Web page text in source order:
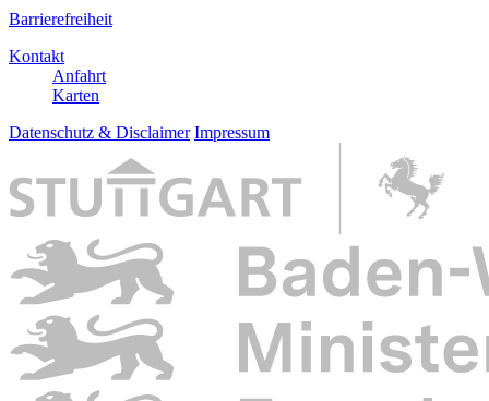
Barrierefreiheit
Kontakt
Anfahrt
Karten
Datenschutz & Disclaimer Impressum